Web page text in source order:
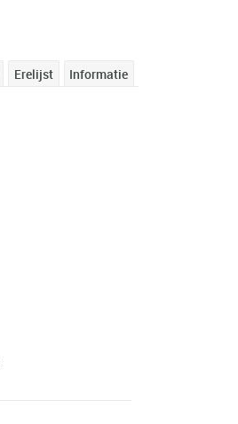
Informatie
Erelijst